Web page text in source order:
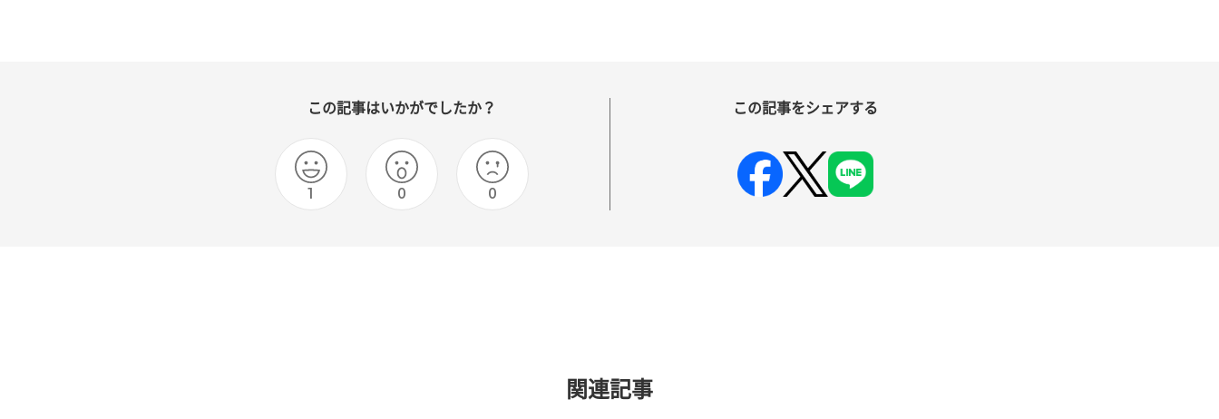
この記事はいかがでしたか？
1 0 0
この記事をシェアする
関連記事